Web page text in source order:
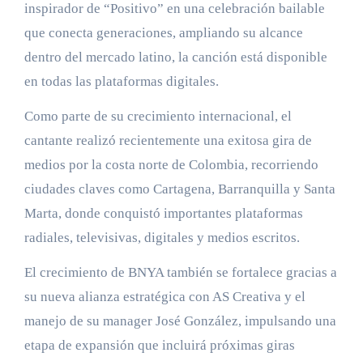
inspirador de “Positivo” en una celebración bailable
que conecta generaciones, ampliando su alcance
dentro del mercado latino, la canción está disponible
en todas las plataformas digitales.
Como parte de su crecimiento internacional, el
cantante realizó recientemente una exitosa gira de
medios por la costa norte de Colombia, recorriendo
ciudades claves como Cartagena, Barranquilla y Santa
Marta, donde conquistó importantes plataformas
radiales, televisivas, digitales y medios escritos.
El crecimiento de BNYA también se fortalece gracias a
su nueva alianza estratégica con AS Creativa y el
manejo de su manager José González, impulsando una
etapa de expansión que incluirá próximas giras